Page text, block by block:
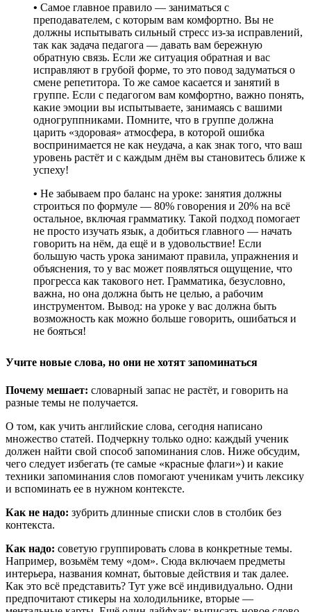
• Самое главное правило — заниматься с
преподавателем, с которым вам комфортно. Вы не
должны испытывать сильный стресс из-за исправлений,
так как задача педагога — давать вам бережную
обратную связь. Если же ситуация обратная и вас
исправляют в грубой форме, то это повод задуматься о
смене репетитора. То же самое касается и занятий в
группе. Если с педагогом вам комфортно, важно понять,
какие эмоции вы испытываете, занимаясь с вашими
одногруппниками. Помните, что в группе должна
царить «здоровая» атмосфера, в которой ошибка
воспринимается не как неудача, а как знак того, что ваш
уровень растёт и с каждым днём вы становитесь ближе к
успеху!
• Не забываем про баланс на уроке: занятия должны
строиться по формуле — 80% говорения и 20% на всё
остальное, включая грамматику. Такой подход помогает
не просто изучать язык, а добиться главного — начать
говорить на нём, да ещё и в удовольствие! Если
большую часть урока занимают правила, упражнения и
объяснения, то у вас может появляться ощущение, что
прогресса как такового нет. Грамматика, безусловно,
важна, но она должна быть не целью, а рабочим
инструментом. Вывод: на уроке у вас должна быть
возможность как можно больше говорить, ошибаться и
не бояться!
Учите новые слова, но они не хотят запоминаться
Почему мешает: словарный запас не растёт, и говорить на
разные темы не получается.
О том, как учить английские слова, сегодня написано
множество статей. Подчеркну только одно: каждый ученик
должен найти свой способ запоминания слов. Ниже обсудим,
чего следует избегать (те самые «красные флаги») и какие
техники запоминания слов помогают ученикам учить лексику
и вспоминать ее в нужном контексте.
Как не надо: зубрить длинные списки слов в столбик без
контекста.
Как надо: советую группировать слова в конкретные темы.
Например, возьмём тему «дом». Сюда включаем предметы
интерьера, названия комнат, бытовые действия и так далее.
Как это всё представить? Тут уже всё индивидуально. Одни
предпочитают стикеры на холодильнике, вторые —